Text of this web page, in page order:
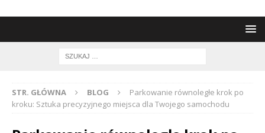
STR. GŁÓWNA BLOG
Parkowanie równoległe krok po
kroku: Sztuka precyzyjnego miejsca dla Twojego samochodu